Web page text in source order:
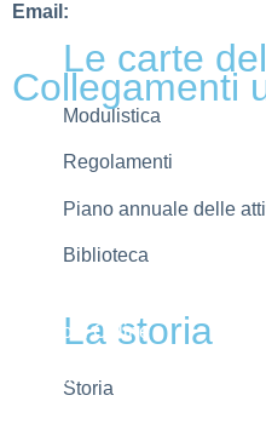
Le carte
Modulistica
Regolamenti
Piano annuale delle
Biblioteca
La storia
Storia
Email:
Collegamenti
Iscrizioni Online
Pago in rete